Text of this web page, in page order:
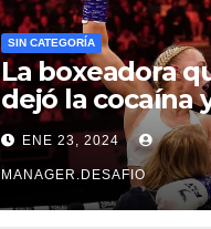
SIN CATEGORÍA
La boxeadora
dejó la cocaína
ahora quiere
triunfar en el
ENE 23, 2024
MANAGER.DESAFIO